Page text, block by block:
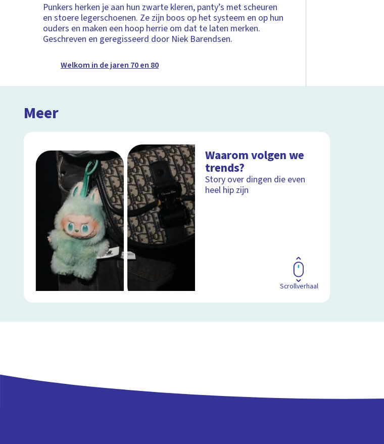
Punkers herken je aan hun zwarte kleren, panty’s met scheuren
en stoere legerschoenen. Ze zijn boos op het systeem en op hun
ouders en maken een hoop herrie om dat te laten merken.
Geschreven en geregisseerd door Niek Barendsen.
Welkom in de jaren 70 en 80
Meer
Waarom volgen we
trends?
Story over dingen die even
heel hip zijn
Scrollverhaal